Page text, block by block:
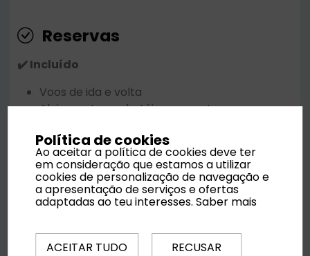
Reservas
✔️ Incluído
Voos de ida e volta
Alojamento em hotéis ou resorts
Transfers (quando incluídos)
Seguro de viagem (conforme pacote)
❌ Não Incluído
Excursões opcionais
Taxas locais
Despesas de carácter pessoal
Política de cookies
Ao aceitar a política de cookies deve ter
em consideração que estamos a utilizar
cookies de personalização de navegação e
a apresentação de serviços e ofertas
adaptadas ao teu interesses.Saber mais
ACEITAR TUDO RECUSAR